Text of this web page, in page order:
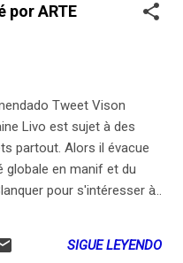
por ARTE
Tweet Vison
Livo est sujet à des
partout. Alors il évacue
globale en manif et du
pour s'intéresser à
la base de l'épidémie ?
la fourrure à l'homme ? le
SIGUE LEYENDO